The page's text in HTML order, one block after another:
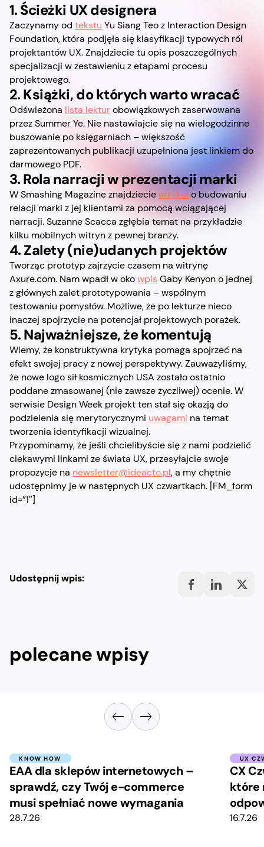
1. Ścieżki UX designera
Zaczynamy od tekstu Yu Siang Teo z Interaction Design
Foundation, która podjęła się klasyfikacji typowych ról
projektantów UX. Znajdziecie tu opis poszczególnych
specjalizacji w zestawieniu z etapami procesu
projektowego.
2. Książki, do których warto wracać
Odświeżona lista lekturobowiązkowych zaserwowana
przez Summer Ye. Nie nastawiajcie się na wielogodzinne
buszowanie po księgarniach – większość
zaprezentowanych publikacji uzupełniona jest linkiem do
darmowego PDF.
3. Rola narracji w prezentacji marki
W Smashing Magazine znajdziecie artykuło budowaniu
relacji marki z jej klientami za pomocą wciągającej
narracji. Suzanne Scacca zgłębia temat na przykładzie
kilku mobilnych witryn z pewnej branży.
4. Zalety (nie)udanych projektów
Tworząc prototyp zajrzycie czasem na witrynę
Axure.com. Nam wpadł w okowpis Gaby Kenyon o jednej
z głównych zalet prototypowania – wspólnym
testowaniu pomysłów. Możliwe, że po lekturze nieco
inaczej spojrzycie na potencjał projektowych porażek.
5. Najważniejsze, że komentują
Wiemy, że konstruktywna krytyka pomaga spojrzeć na
efekt swojej pracy z nowej perspektywy. Zauważyliśmy,
że nowe logo sił kosmicznych USA zostało ostatnio
poddane zmasowanej (nie zawsze życzliwej) ocenie. W
serwisie Design Week projekt ten stał się okazją do
podzielenia się merytorycznymi uwagami na temat
tworzenia identyfikacji wizualnej.
Przypominamy, że jeśli chcielibyście się z nami podzielić
ciekawymi linkami ze świata UX, przesyłajcie swoje
propozycje na newsletter@ideacto.pl, a my chętnie
udostępnimy je w następnych UX czwartkach. [FM_form
id=”1″]
Udostępnij wpis:
polecane wpisy
KNOW HOW
EAA dla sklepów internetowych –
sprawdź, czy Twój e-commerce
musi spełniać nowe wymagania
28.7.26
UX
CX
które
16.7.26